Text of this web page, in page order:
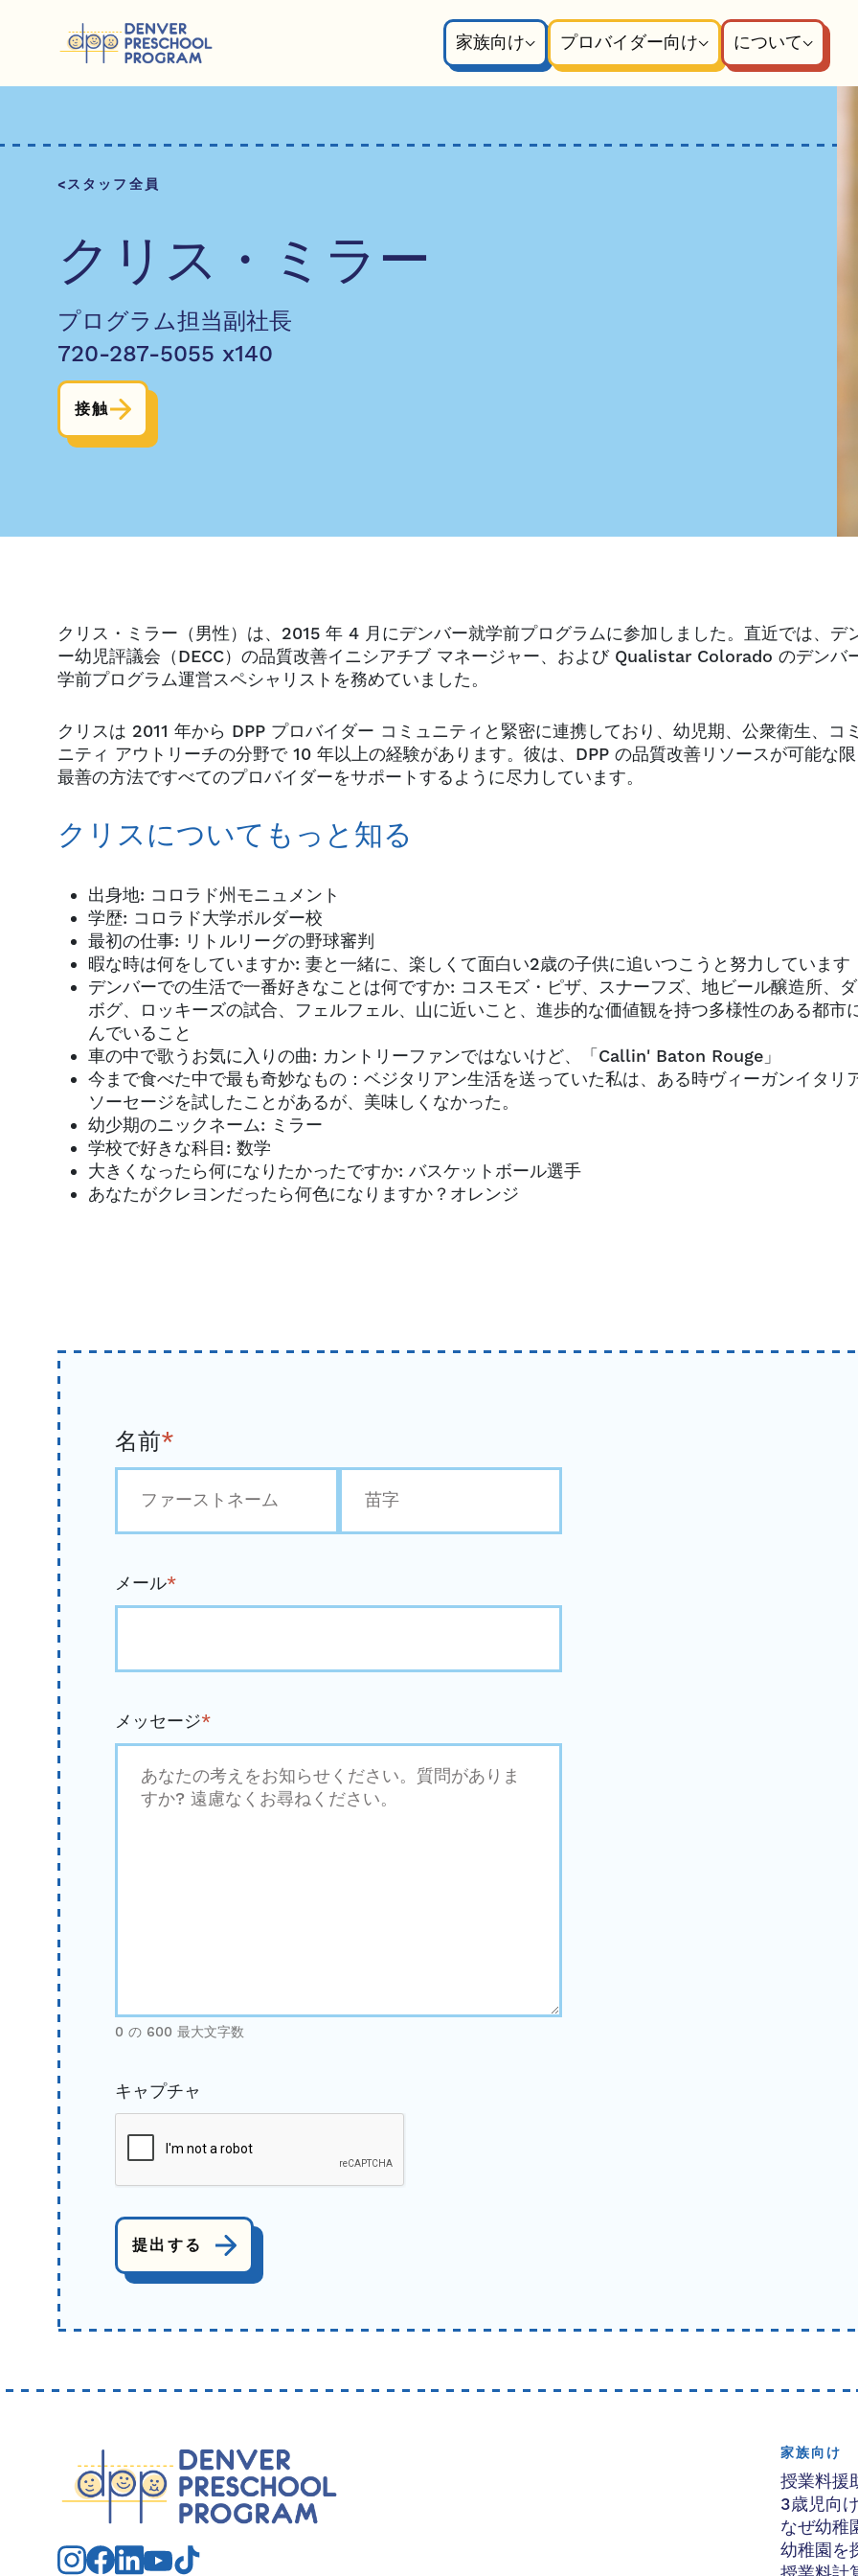
家族向け
プロバイダー向け について
スタッフ全員
クリス・ミラー
プログラム担当副社長
720-287-5055 x140
接触
クリス・ミラー（男性）は、2015 年 4 月にデンバー就学前プログラムに参加しました。直近では、デ
ー幼児評議会（DECC）の品質改善イニシアチブ マネージャー、および Qualistar Colorado のデンバ
学前プログラム運営スペシャリストを務めていました。
クリスは 2011 年から DPP プロバイダー コミュニティと緊密に連携しており、幼児期、公衆衛生、コ
ニティ アウトリーチの分野で 10 年以上の経験があります。彼は、DPP の品質改善リソースが可能な限
最善の方法ですべてのプロバイダーをサポートするように尽力しています。
クリスについてもっと知る
出身地: コロラド州モニュメント
学歴: コロラド大学ボルダー校
最初の仕事: リトルリーグの野球審判
暇な時は何をしていますか: 妻と一緒に、楽しくて面白い2歳の子供に追いつこうと努力しています
デンバーでの生活で一番好きなことは何ですか: コスモズ・ピザ、スナーフズ、地ビール醸造所、
ボグ、ロッキーズの試合、フェルフェル、山に近いこと、進歩的な価値観を持つ多様性のある都市
んでいること
車の中で歌うお気に入りの曲: カントリーファンではないけど、「Callin' Baton Rouge」
今まで食べた中で最も奇妙なもの：ベジタリアン生活を送っていた私は、ある時ヴィーガンイタリ
ソーセージを試したことがあるが、美味しくなかった。
幼少期のニックネーム: ミラー
学校で好きな科目: 数学
大きくなったら何になりたかったですか: バスケットボール選手
あなたがクレヨンだったら何色になりますか？オレンジ
名前*
メール*
メッセージ*
0 の 600 最大文字数
キャプチャ
家族向け
授業料援
3歳児向
なぜ幼稚
幼稚園を